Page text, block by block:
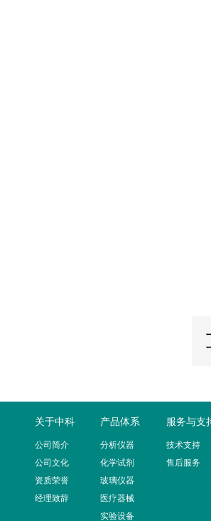
关于中科
公司简介
公司文化
资质荣誉
经理致辞
产品体系
分析仪器
化学试剂
玻璃仪器
医疗器械
实验设备
服务与支
技术支持
售后服务